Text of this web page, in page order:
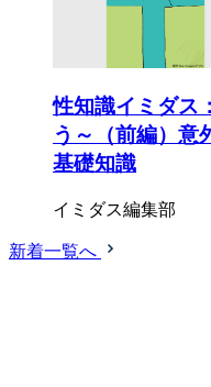
性知識イミダス
う～（前編）意
基礎知識
イミダス編集部
新着一覧へ